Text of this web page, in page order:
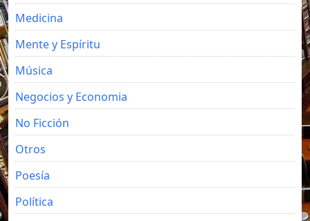
Medicina
Mente y Espíritu
Música
Negocios y Economia
No Ficción
Otros
Poesía
Política